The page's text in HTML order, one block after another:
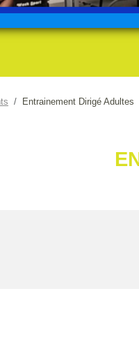
Entrainement Dirigé Adultes